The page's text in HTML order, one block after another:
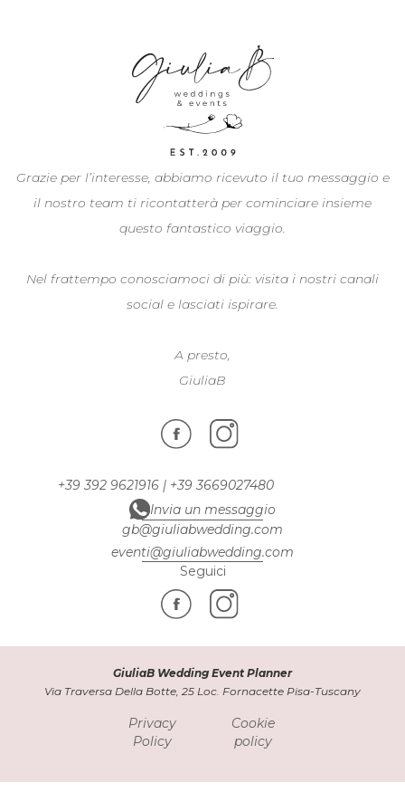
Grazie per l’interesse, abbiamo ricevuto il tuo messaggio e
il nostro team ti ricontatterà per cominciare insieme
questo fantastico viaggio.
Nel frattempo conosciamoci di più: visita i nostri canali
social e lasciati ispirare.
A presto,
GiuliaB
+39 392 9621916 | +39 3669027480
Invia un messaggio
gb@giuliabwedding.com
eventi@giuliabwedding.com
Seguici
GiuliaB Wedding Event Planner
Via Traversa Della Botte, 25 Loc. Fornacette Pisa-Tuscany
Privacy
Policy
Cookie
policy